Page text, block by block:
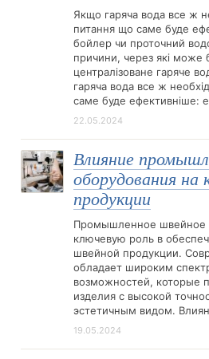
Якщо гаряча вода все ж
питання що саме буде
бойлер чи проточний
причини, через які може
централізоване гаряче
гаряча вода все ж
саме буде ефективніше:
22.05.2024
Влияние
оборудования на
продукции
Промышленное швейное
ключевую роль в
швейной продукции.
обладает широким
возможностей, которые
изделия с высокой
эстетичным видом.
19.05.2024